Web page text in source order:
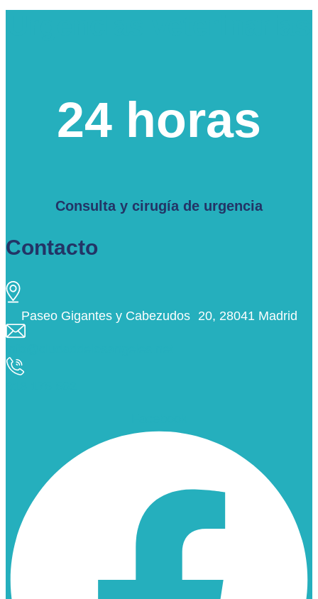
24 horas
Consulta y cirugía de urgencia
Contacto
Paseo Gigantes y Cabezudos 20, 28041 Madrid